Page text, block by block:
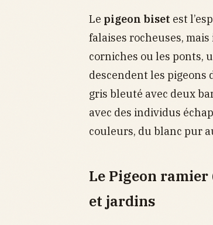
Le pigeon biset est
falaises rocheuses,
corniches ou les ponts,
descendent les pigeons
gris bleuté avec deux
avec des individus
couleurs, du blanc pur
Le Pigeon ramier
et jardins